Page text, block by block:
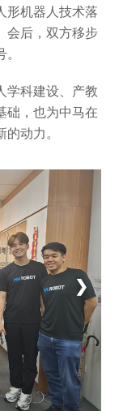
形机器人技术落
会后，双方移步
学科建设、产教
础，也为中马在
动力。
❯